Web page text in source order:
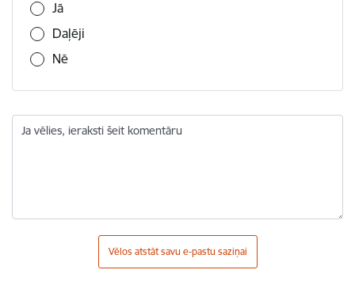
Jā
Daļēji
Nē
Ja vēlies, ieraksti šeit komentāru
Vēlos atstāt savu e-pastu saziņai